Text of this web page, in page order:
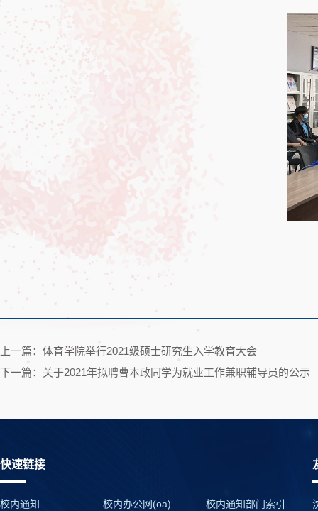
上一篇：体育学院举行2021级硕士研究生入学教育大会
下一篇：关于2021年拟聘曹本政同学为就业工作兼职辅导员的公示
快速链接
校内通知 校内办公网(oa)
校内通知部门索引